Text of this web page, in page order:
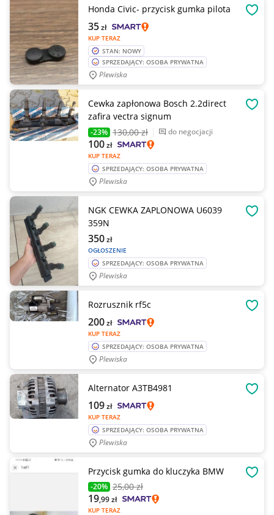
Honda Civic- przycisk gumka pilota
KUP TERAZ
35zł
STAN: NOWY
SPRZEDAJĄCY: OSOBA PRYWATNA
Plewiska
Cewka zapłonowa Bosch 2.2direct
zafira vectra signum
-23% 130,00 zł do negocjacji
KUP TERAZ
100zł
SPRZEDAJĄCY: OSOBA PRYWATNA
Plewiska
NGK CEWKA ZAPLONOWA U6039
359N
OGŁOSZENIE
350zł
SPRZEDAJĄCY: OSOBA PRYWATNA
Plewiska
Rozrusznik rf5c
KUP TERAZ
200zł
SPRZEDAJĄCY: OSOBA PRYWATNA
Plewiska
Alternator A3TB4981
KUP TERAZ
109zł
SPRZEDAJĄCY: OSOBA PRYWATNA
Plewiska
Przycisk gumka do kluczyka BMW
-20% 25,00 zł
KUP TERAZ
19,99zł